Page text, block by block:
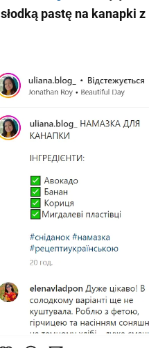
słodką pastę na kanapki z